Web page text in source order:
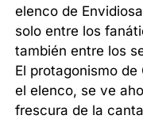
elenco de
solo entre los
también entre los
El protagonismo
el elenco, se ve
frescura de la